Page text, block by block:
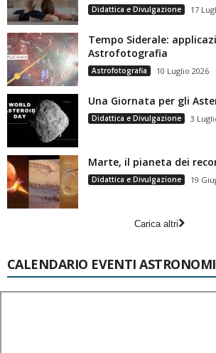
Didattica e Divulgazione 17
Tempo Siderale:
Astrofotografia
Astrofotografia 10 Luglio 2026
Una Giornata per gli
Didattica e Divulgazione 3
Marte, il pianeta dei
Didattica e Divulgazione 19
Carica altri
CALENDARIO EVENTI